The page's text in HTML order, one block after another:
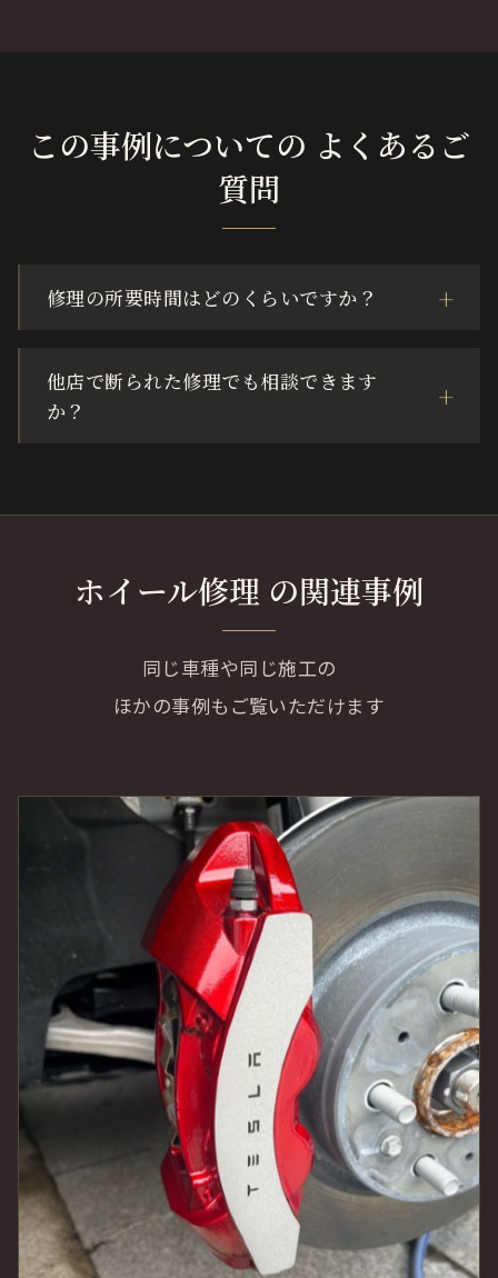
この事例についての よくあるご
質問
修理の所要時間はどのくらいですか？
他店で断られた修理でも相談できます
か？
ホイール修理 の関連事例
同じ車種や同じ施工の
ほかの事例もご覧いただけます